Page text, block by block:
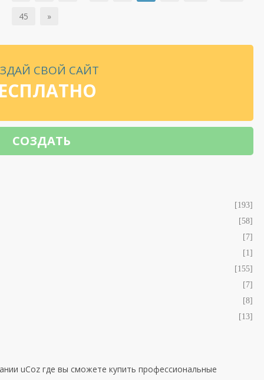
45 »
СВОЙ САЙТ
СОЗДАТЬ
[193]
[58]
[7]
[1]
[155]
[7]
[8]
[13]
uCoz где вы сможете купить профессиональные